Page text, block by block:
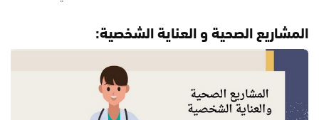
المشاريع الصحية و العناية الشخصية: